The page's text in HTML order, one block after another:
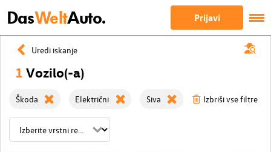
DasWeltAuto. Prijavi
Uredi iskanje
1 Vozilo(-a)
Škoda Električni Siva Izbriši vse filtre